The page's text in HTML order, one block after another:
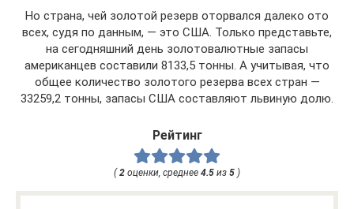
Но страна, чей золотой резерв оторвался далеко ото
всех, судя по данным, — это США. Только представьте,
на сегодняшний день золотовалютные запасы
американцев составили 8133,5 тонны. А учитывая, что
общее количество золотого резерва всех стран —
33259,2 тонны, запасы США составляют львиную долю.
Рейтинг
(2 оценки, среднее 4.5 из 5 )